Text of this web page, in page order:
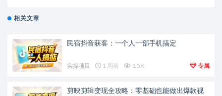
相关文章
民宿抖音获客：一个人一部手机搞定
实操项目 1 周前 1.5K 专属
剪映剪辑变现全攻略：零基础也能做出爆款视